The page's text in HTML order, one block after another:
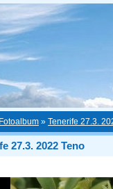
Fotoalbum » Tenerife 27.3.
27.3. 2022 Teno